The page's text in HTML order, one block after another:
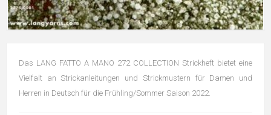
Das LANG FATTO A MANO 272 COLLECTION Strickheft bietet eine
Vielfalt an Strickanleitungen und Strickmustern für Damen und
Herren in Deutsch für die Frühling/Sommer Saison 2022.